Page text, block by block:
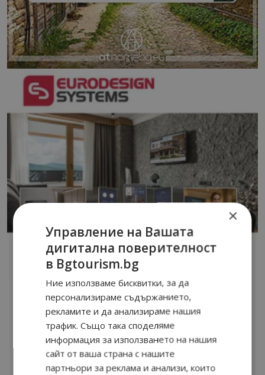
×
Управление на Вашата
дигитална поверителност
в Bgtourism.bg
Ние използваме бисквитки, за да
персонализираме съдържанието,
рекламите и да анализираме нашия
трафик. Също така споделяме
информация за използването на нашия
сайт от ваша страна с нашите
партньори за реклама и анализи, които